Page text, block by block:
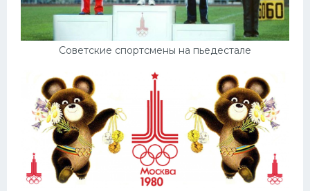
Советские спортсмены на пьедестале